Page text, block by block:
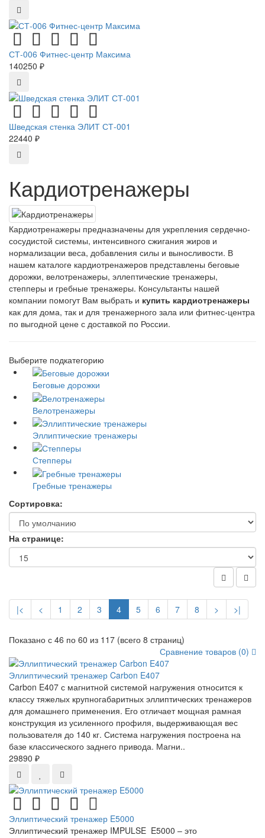
СТ-006 Фитнес-центр Максима
140250 ₽
Шведская стенка ЭЛИТ СТ-001
22440 ₽
Кардиотренажеры
Кардиотренажеры предназначены для укрепления сердечно-
сосудистой системы, интенсивного сжигания жиров и
нормализации веса, добавления силы и выносливости. В
нашем каталоге кардиотренажеров представлены беговые
дорожки, велотренажеры, эллептические тренажеры,
степперы и гребные тренажеры. Консультанты нашей
компании помогут Вам выбрать и купить кардиотренажеры
как для дома, так и для тренажерного зала или фитнес-центра
по выгодной цене с доставкой по России.
Выберите подкатегорию
Беговые дорожки
Велотренажеры
Эллиптические тренажеры
Степперы
Гребные тренажеры
Сортировка:
На странице:
|< < 1 2 3 4 5 6 7 8 > >|
Показано с 46 по 60 из 117 (всего 8 страниц)
Сравнение товаров (0)
Эллиптический тренажер Carbon E407
Carbon E407 с магнитной системой нагружения относится к
классу тяжелых крупногабаритных эллиптических тренажеров
для домашнего применения. Его отличает мощная рамная
конструкция из усиленного профиля, выдерживающая вес
пользователя до 140 кг. Система нагружения построена на
базе классического заднего привода. Магни..
29890 ₽
Эллиптический тренажер E5000
Эллиптический тренажер IMPULSE E5000 – это